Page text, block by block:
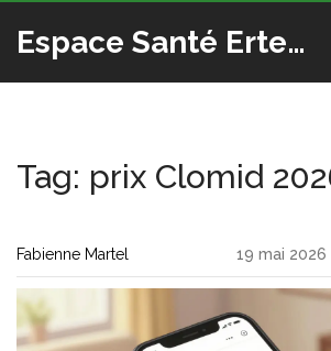
Espace Santé Ertedis
Tag: prix Clomid
Fabienne Martel 19 mai 2026